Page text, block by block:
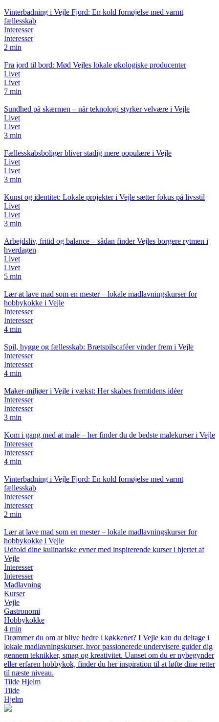
Vinterbadning i Vejle Fjord: En kold fornøjelse med varmt
fællesskab
Interesser
Interesser
2 min
Fra jord til bord: Mød Vejles lokale økologiske producenter
Livet
Livet
7 min
Sundhed på skærmen – når teknologi styrker velvære i Vejle
Livet
Livet
3 min
Fællesskabsboliger bliver stadig mere populære i Vejle
Livet
Livet
3 min
Kunst og identitet: Lokale projekter i Vejle sætter fokus på livsstil
Livet
Livet
3 min
Arbejdsliv, fritid og balance – sådan finder Vejles borgere rytmen i
hverdagen
Livet
Livet
5 min
Lær at lave mad som en mester – lokale madlavningskurser for
hobbykokke i Vejle
Interesser
Interesser
4 min
Spil, hygge og fællesskab: Brætspilscaféer vinder frem i Vejle
Interesser
Interesser
4 min
Maker-miljøer i Vejle i vækst: Her skabes fremtidens idéer
Interesser
Interesser
3 min
Kom i gang med at male – her finder du de bedste malekurser i Vejle
Interesser
Interesser
4 min
Vinterbadning i Vejle Fjord: En kold fornøjelse med varmt
fællesskab
Interesser
Interesser
2 min
Lær at lave mad som en mester – lokale madlavningskurser for
hobbykokke i Vejle
Udfold dine kulinariske evner med inspirerende kurser i hjertet af
Vejle
Interesser
Interesser
Madlavning
Kurser
Vejle
Gastronomi
Hobbykokke
4 min
Drømmer du om at blive bedre i køkkenet? I Vejle kan du deltage i
lokale madlavningskurser, hvor passionerede undervisere guider dig
gennem teknikker, smag og kreativitet. Uanset om du er nybegynder
eller erfaren hobbykok, finder du her inspiration til at løfte dine retter
til næste niveau.
Tilde Hjelm
Tilde
Hjelm